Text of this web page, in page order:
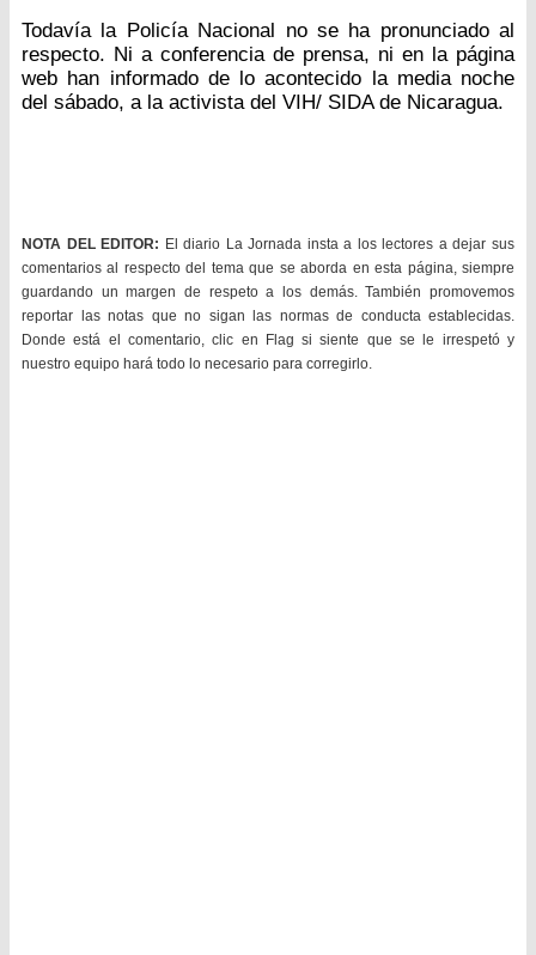
Todavía la Policía Nacional no se ha pronunciado al
respecto. Ni a conferencia de prensa, ni en la página
web han informado de lo acontecido la media noche
del sábado, a la activista del VIH/ SIDA de Nicaragua.
NOTA DEL EDITOR: El diario La Jornada insta a los lectores a dejar sus
comentarios al respecto del tema que se aborda en esta página, siempre
guardando un margen de respeto a los demás. También promovemos
reportar las notas que no sigan las normas de conducta establecidas.
Donde está el comentario, clic en Flag si siente que se le irrespetó y
nuestro equipo hará todo lo necesario para corregirlo.